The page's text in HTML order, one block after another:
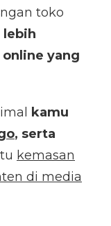
toko
lebih
yang
kamu
, serta
kemasan
di media